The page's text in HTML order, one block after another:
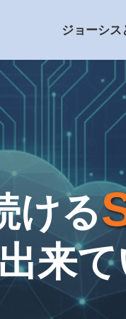
ジョーシス
ける
来